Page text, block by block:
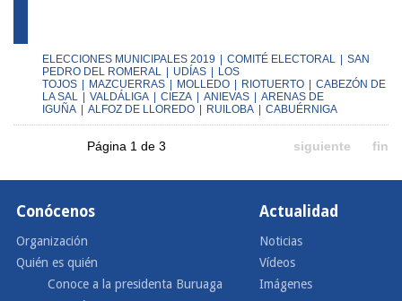
ELECCIONES MUNICIPALES 2019 COMITÉ ELECTORAL
SAN
PEDRO DEL ROMERAL
UDÍAS
LOS
TOJOS
MAZCUERRAS MOLLEDO RIOTUERTO
CABEZÓN DE
LA SAL
VALDÁLIGA CIEZA ANIEVAS
ARENAS DE
IGUÑA
ALFOZ DE LLOREDO RUILOBA CABUÉRNIGA
Página 1 de 3 siguiente fin
Conócenos
Organización
Quién es quién
Conoce a la presidenta Buruaga
Actualidad
Noticias
Vídeos
Imágenes